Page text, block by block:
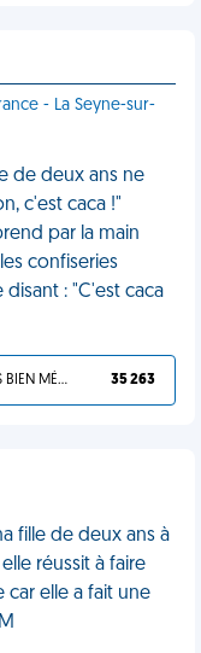
- La Seyne-sur-
de deux ans ne
c'est caca !"
par la main
confiseries
: "C'est caca
TU L'AS BIEN MÉRITÉ 35 263
fille de deux ans à
réussit à faire
car elle a fait une